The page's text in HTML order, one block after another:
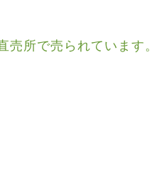
所で売られています。